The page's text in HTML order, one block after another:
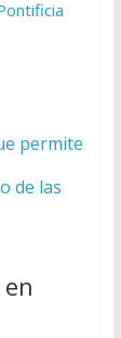
permite
de las